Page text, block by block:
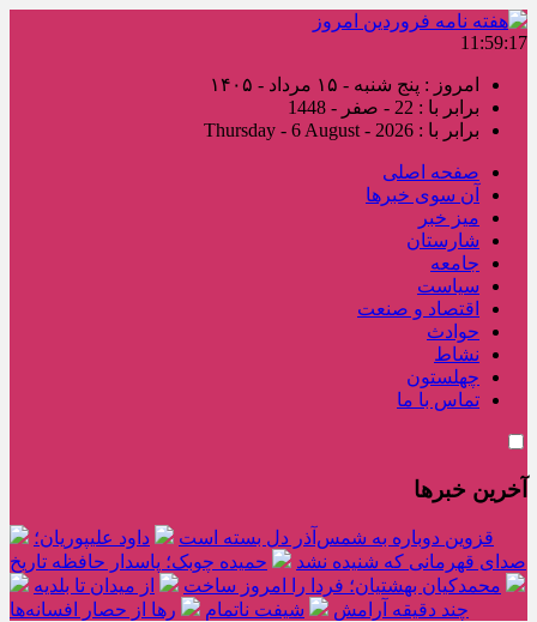
11:59:18
امروز : پنج شنبه - ۱۵ مرداد - ۱۴۰۵
برابر با : 22 - صفر - 1448
برابر با : Thursday - 6 August - 2026
صفحه اصلی
آن سوی خبرها
میز خبر
شارستان
جامعه
سیاست
اقتصاد و صنعت
حوادث
نشاط
چهلستون
تماس با ما
آخرین خبرها
قزوین دوباره به شمس‌آذر دل بسته است
داود علیپوریان؛
صدای قهرمانی که شنیده نشد
حمیده چوبک؛ پاسدار حافظه تاریخ
محمدکیان بهشتیان؛ فردا را امروز ساخت
از میدان تا بلدیه
چند دقیقه آرامش
شیفت ناتمام رها از حصار افسانه‌ها